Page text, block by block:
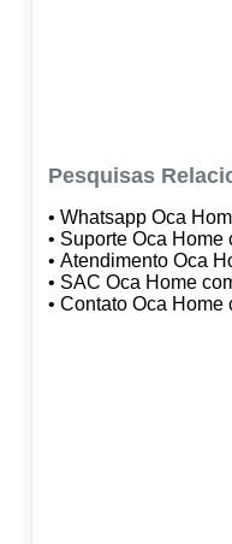
Pesquisas
• Whatsapp Oca
decoracao
• Suporte Oca
• Atendimento Oca
decoracao
• SAC Oca Home
• Contato Oca